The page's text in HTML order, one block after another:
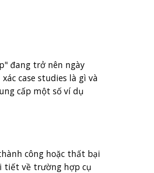
đang trở nên ngày
case studies là gì và
cấp một số ví dụ
công hoặc thất bại
tiết về trường hợp cụ